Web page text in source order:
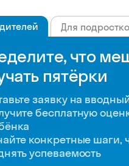
Для
что
пятёрки
заявку на
бесплатную
конкретные шаги,
успеваемость